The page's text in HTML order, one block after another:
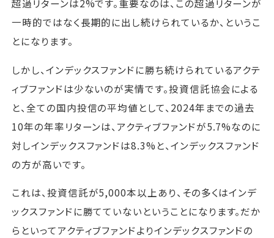
超過リターンは2%です。重要なのは、この超過リターンが
一時的ではなく長期的に出し続けられているか、というこ
とになります。
しかし、インデックスファンドに勝ち続けられているアクテ
ィブファンドは少ないのが実情です。投資信託協会による
と、全ての国内投信の平均値として、2024年までの過去
10年の年率リターンは、アクティブファンドが5.7%なのに
対しインデックスファンドは8.3%と、インデックスファンド
の方が高いです。
これは、投資信託が5,000本以上あり、その多くはインデ
ックスファンドに勝てていないということになります。だか
らといってアクティブファンドよりインデックスファンドの